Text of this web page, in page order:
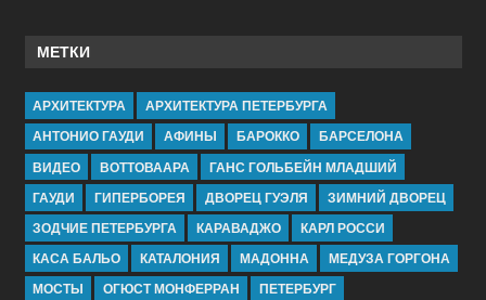
МЕТКИ
АРХИТЕКТУРА
АРХИТЕКТУРА ПЕТЕРБУРГА
АНТОНИО ГАУДИ
АФИНЫ БАРОККО
БАРСЕЛОНА
ВИДЕО
ВОТТОВААРА
ГАНС ГОЛЬБЕЙН МЛАДШИЙ
ГАУДИ
ГИПЕРБОРЕЯ ДВОРЕЦ ГУЭЛЯ
ЗИМНИЙ ДВОРЕЦ
ЗОДЧИЕ ПЕТЕРБУРГА
КАРАВАДЖО
КАРЛ РОССИ
КАСА БАЛЬО
КАТАЛОНИЯ МАДОННА
МЕДУЗА ГОРГОНА
МОСТЫ
ОГЮСТ МОНФЕРРАН ПЕТЕРБУРГ